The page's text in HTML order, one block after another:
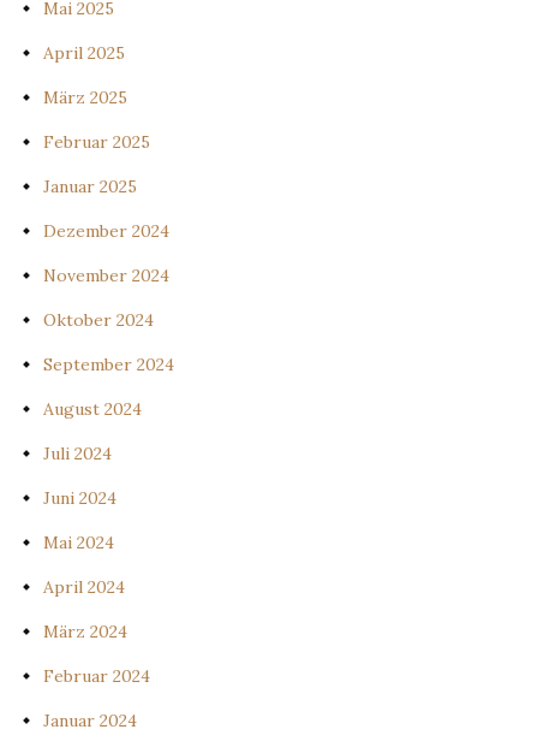
Mai 2025
April 2025
März 2025
Februar 2025
Januar 2025
Dezember 2024
November 2024
Oktober 2024
September 2024
August 2024
Juli 2024
Juni 2024
Mai 2024
April 2024
März 2024
Februar 2024
Januar 2024